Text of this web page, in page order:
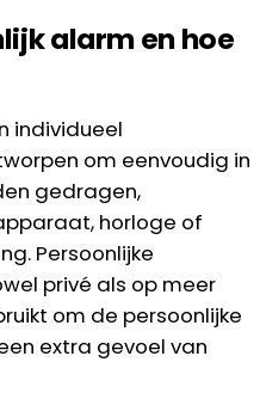
alarm en hoe
individueel
om eenvoudig in
gedragen,
horloge of
Persoonlijke
privé als op meer
om de persoonlijke
extra gevoel van